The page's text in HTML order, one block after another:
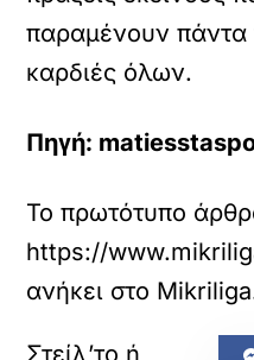
παραμένουν πάντα
καρδιές όλων.
Πηγή:
Το πρωτότυπο
https://
ανήκει στο